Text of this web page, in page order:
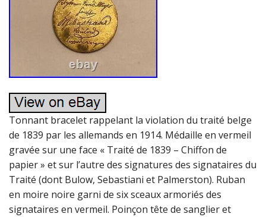
Tonnant bracelet rappelant la violation du traité belge
de 1839 par les allemands en 1914. Médaille en vermeil
gravée sur une face « Traité de 1839 – Chiffon de
papier » et sur l’autre des signatures des signataires du
Traité (dont Bulow, Sebastiani et Palmerston). Ruban
en moire noire garni de six sceaux armoriés des
signataires en vermeil. Poinçon tête de sanglier et